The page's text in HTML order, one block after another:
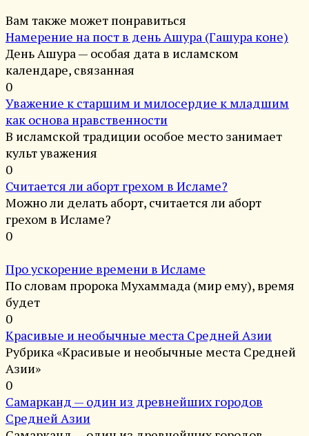
Вам также может понравиться
Намерение на пост в день Ашура (Гашура коне)
День Ашура — особая дата в исламском
календаре, связанная
0
Уважение к старшим и милосердие к младшим
как основа нравственности
В исламской традиции особое место занимает
культ уважения
0
Считается ли аборт грехом в Исламе?
Можно ли делать аборт, считается ли аборт
грехом в Исламе?
0
Про ускорение времени в Исламе
По словам пророка Мухаммада (мир ему), время
будет
0
Красивые и необычные места Средней Азии
Рубрика «Красивые и необычные места Средней
Азии»
0
Самарканд — один из древнейших городов
Средней Азии